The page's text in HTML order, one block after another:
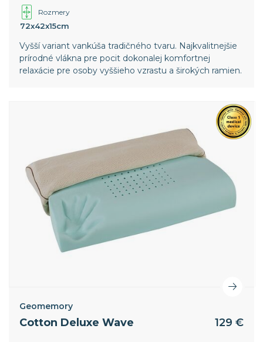
Rozmery
72x42x15cm
Vyšší variant vankúša tradičného tvaru. Najkvalitnejšie
prírodné vlákna pre pocit dokonalej komfortnej
relaxácie pre osoby vyššieho vzrastu a širokých ramien.
Geomemory
Cotton Deluxe Wave 129 €